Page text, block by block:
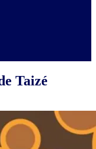
Taizé